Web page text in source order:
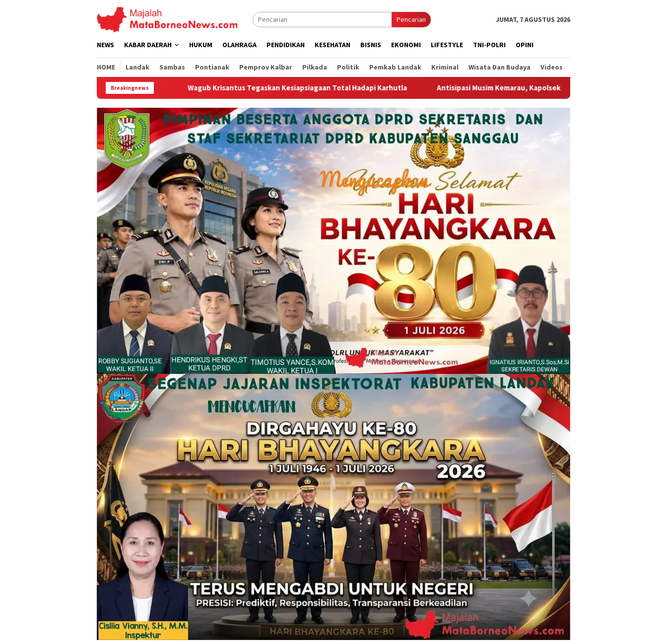
Pencarian JUMAT, 7 AGUSTUS 2026
NEWS KABAR DAERAH HUKUM OLAHRAGA PENDIDIKAN KESEHATAN BISNIS EKONOMI LIFESTYLE TNI-POLRI OPINI
HOME Landak Sambas Pontianak Pemprov Kalbar Pilkada Politik Pemkab Landak Kriminal Wisata Dan Budaya Videos
Breakingnews
Wagub Krisantus Tegaskan Kesiapsiagaan Total Hadapi Karhutla Antisipasi Musim Kemarau, Kapolsek Sebangki Bersama Forkopimcam Tinjau Kesiapan